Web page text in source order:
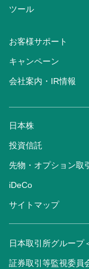
ツール
お客様サポート
キャンペーン
会社案内・IR情報
日本株
投資信託
先物・オプション取引
iDeCo
サイトマップ
日本取引所グループ
証券取引等監視委員